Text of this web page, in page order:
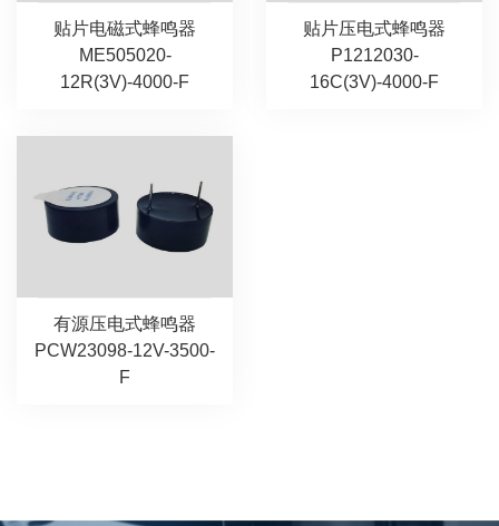
贴片电磁式蜂鸣器
ME505020-
12R(3V)-4000-F
贴片压电式蜂鸣器
P1212030-
16C(3V)-4000-F
有源压电式蜂鸣器
PCW23098-12V-3500-
F